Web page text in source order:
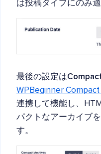
は投稿タイプにのみ適
最後の設定は
WPBeginner
連携して機能し、
パクトなアーカイブ
す。